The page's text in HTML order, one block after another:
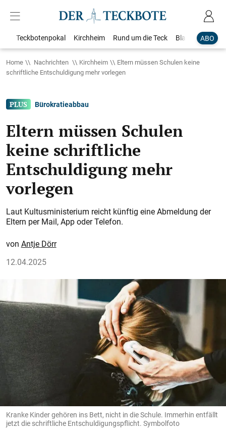
ABO
Teckbotenpokal Kirchheim Rund um die Teck Blaulicht
Home Nachrichten Kirchheim
Eltern müssen Schulen keine
schriftliche Entschuldigung mehr vorlegen
Bürokratieabbau
Eltern müssen Schulen
keine schriftliche
Entschuldigung mehr
vorlegen
Laut Kultusministerium reicht künftig eine Abmeldung der
Eltern per Mail, App oder Telefon.
Antje Dörr
12.04.2025
Kranke Kinder gehören ins Bett, nicht in die Schule. Immerhin entfällt
jetzt die schriftliche Entschuldigungspflicht. Symbolfoto